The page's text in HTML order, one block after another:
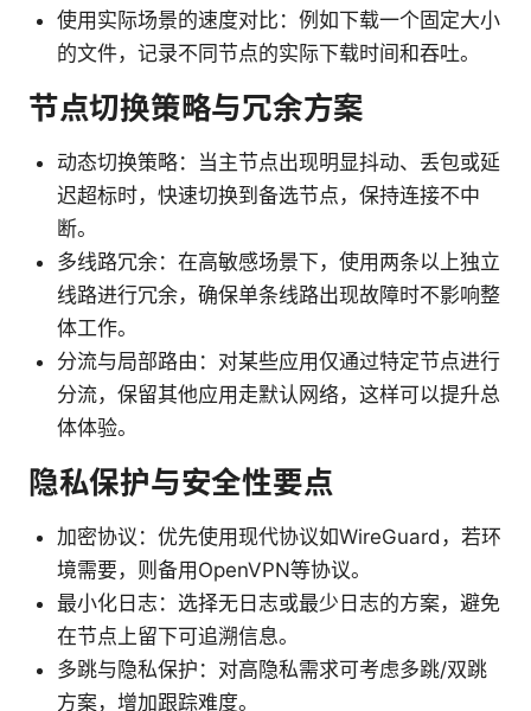
使用实际场景的速度对比：例如下载一个固定大小
的文件，记录不同节点的实际下载时间和吞吐。
节点切换策略与冗余方案
动态切换策略：当主节点出现明显抖动、丢包或延
迟超标时，快速切换到备选节点，保持连接不中
断。
多线路冗余：在高敏感场景下，使用两条以上独立
线路进行冗余，确保单条线路出现故障时不影响整
体工作。
分流与局部路由：对某些应用仅通过特定节点进行
分流，保留其他应用走默认网络，这样可以提升总
体体验。
隐私保护与安全性要点
加密协议：优先使用现代协议如WireGuard，若环
境需要，则备用OpenVPN等协议。
最小化日志：选择无日志或最少日志的方案，避免
在节点上留下可追溯信息。
多跳与隐私保护：对高隐私需求可考虑多跳/双跳
方案，增加跟踪难度。